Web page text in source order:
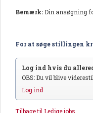
Bemærk:Din ansøgning
For at søge stillingen
Log ind hvis du
OBS: Du vil blive
Log ind
Tilbage til Ledige jobs